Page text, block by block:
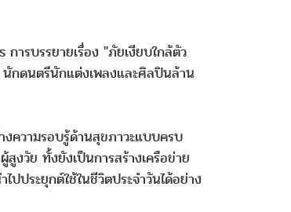
ารบรรยายเรื่อง "ภัยเงียบใกล้ตัว
กดนตรีนักแต่งเพลงและศิลปินล้าน
งความรอบรู้ด้านสุขภาวะแบบครบ
วัย ทั้งยังเป็นการสร้างเครือข่าย
ประยุกต์ใช้ในชีวิตประจำวันได้อย่าง